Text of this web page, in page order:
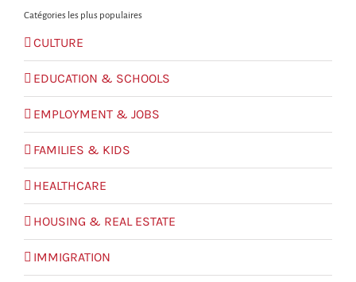
Catégories les plus populaires
CULTURE
EDUCATION & SCHOOLS
EMPLOYMENT & JOBS
FAMILIES & KIDS
HEALTHCARE
HOUSING & REAL ESTATE
IMMIGRATION